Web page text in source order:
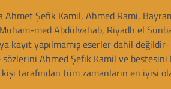
Ahmet Şefik Kamil, Ahmed Rami,
med Abdülvahab, Riyadh el
kayıt yapılmamış eserler dahil
Ahmed Şefik Kamil ve
kişi tarafından tüm zamanların en iyisi